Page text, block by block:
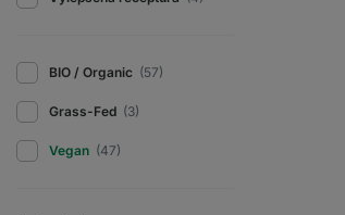
BIO / Organic (57)
Grass-Fed (3)
Vegan (47)